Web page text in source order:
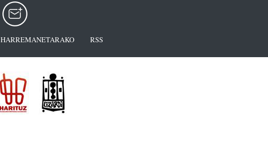
HARREMANETARAKO RSS